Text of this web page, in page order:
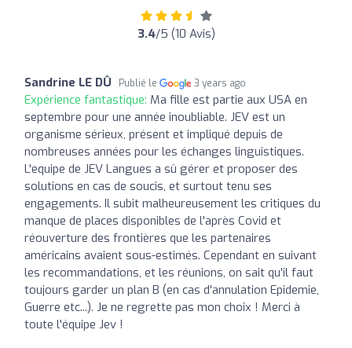
3.4/5 (10 Avis)
Sandrine LE DÛ Publié le 3 years ago
Expérience fantastique: Ma fille est partie aux USA en
septembre pour une année inoubliable. JEV est un
organisme sérieux, présent et impliqué depuis de
nombreuses années pour les échanges linguistiques.
L'equipe de JEV Langues a sû gérer et proposer des
solutions en cas de soucis, et surtout tenu ses
engagements. Il subit malheureusement les critiques du
manque de places disponibles de l'après Covid et
réouverture des frontières que les partenaires
américains avaient sous-estimés. Cependant en suivant
les recommandations, et les réunions, on sait qu'il faut
toujours garder un plan B (en cas d'annulation Epidemie,
Guerre etc...). Je ne regrette pas mon choix ! Merci à
toute l'équipe Jev !